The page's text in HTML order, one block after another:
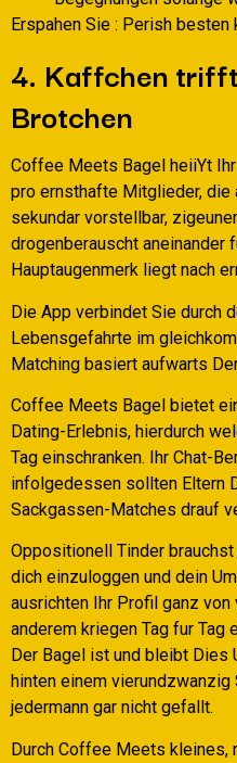
Erspahen Sie : Perish
4. Kaffchen
Brotchen
Coffee Meets Bagel heiiYt
pro ernsthafte Mitglieder, die
sekundar vorstellbar,
drogenberauscht aneinander
Hauptaugenmerk liegt nach
Die App verbindet Sie durch
Lebensgefahrte im
Matching basiert aufwarts
Coffee Meets Bagel bietet
Dating-Erlebnis, hierdurch
Tag einschranken. Ihr Chat-
infolgedessen sollten Eltern
Sackgassen-Matches drauf
Oppositionell Tinder
dich einzuloggen und dein
ausrichten Ihr Profil ganz von
anderem kriegen Tag fur Tag
Der Bagel ist und bleibt
hinten einem
jedermann gar nicht gefallt.
Durch Coffee Meets kleines,